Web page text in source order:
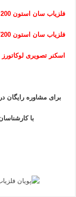
فلزیاب سان استون SWT 200
فلزیاب سان استون S16 VT200
اسکنر تصویری لوکاتورز
برای مشاوره رایگان
با